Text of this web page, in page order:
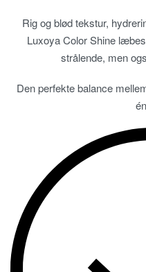
Rig og blød tekstur,
Luxoya Color Shine
strålende, men
Den perfekte balance